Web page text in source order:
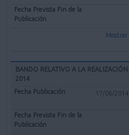
Mostrar
BANDO RELATIVO A LA
2014
17/06/2014